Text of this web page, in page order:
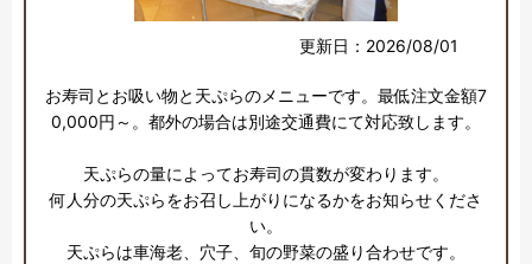
更新日：2026/08/01
お寿司とお吸い物と天ぷらのメニューです。最低注文金額7
0,000円～。都外の場合は別途交通費にて対応致します。
天ぷらの量によってお寿司の貫数が変わります。
何人分の天ぷらをお召し上がりになるかをお知らせくださ
い。
天ぷらは車海老、穴子、旬の野菜の盛り合わせです。